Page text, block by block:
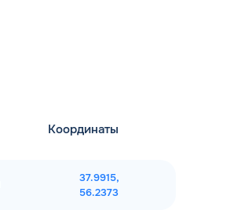
Координаты
37.9915,
56.2373